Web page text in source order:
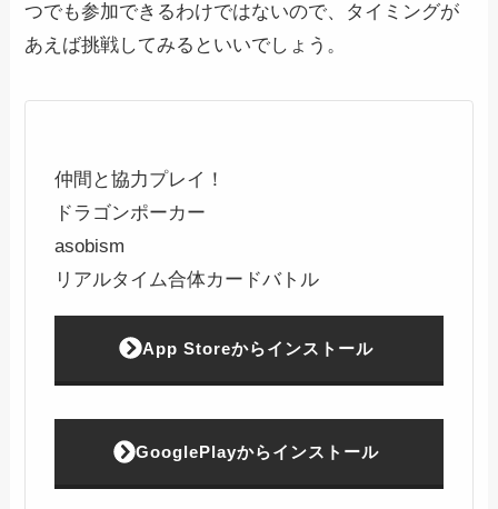
つでも参加できるわけではないので、タイミングが
あえば挑戦してみるといいでしょう。
仲間と協力プレイ！
ドラゴンポーカー
asobism
リアルタイム合体カードバトル
App Storeからインストール
GooglePlayからインストール